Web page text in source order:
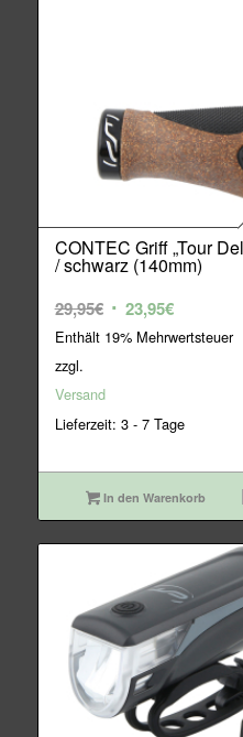
CONTEC Griff „Tour
/ schwarz (140mm)
29,95€ Ursprünglicher
Preis
23,95€Aktueller
Preis
Enthält 19% Mehrwertsteuer
zzgl.
Versand
Lieferzeit: 3 - 7 Tage
In den Warenkorb